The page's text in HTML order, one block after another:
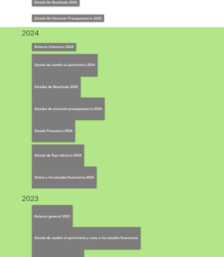
Estado De Resultado 2025
Estado De Situación Presupuestaria 2025
2024
Balance tributario 2024
Estado de cambio al patrimonio 2024
Estados de Resultado 2024
Estados de situación presupuestaria 2024
Estado Financiero 2024
Estado de flujo efectivo 2024
Notas a los estados financieros 2024
2023
Balance general 2023
Estado de cambio al patrimonio y nota a los estados financieros